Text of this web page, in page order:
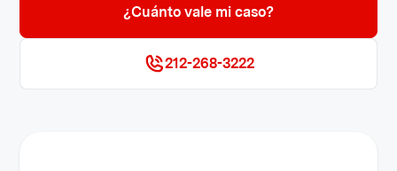
¿Cuánto vale mi caso?
212-268-3222